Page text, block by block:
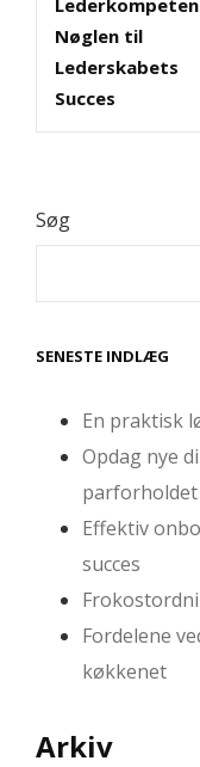
Nøglen til
Lederskabets
Succes
Søg
SENESTE INDLÆG
En praktisk
Opdag nye
parforholdet
Effektiv
succes
Fordelene
køkkenet
Arkiv